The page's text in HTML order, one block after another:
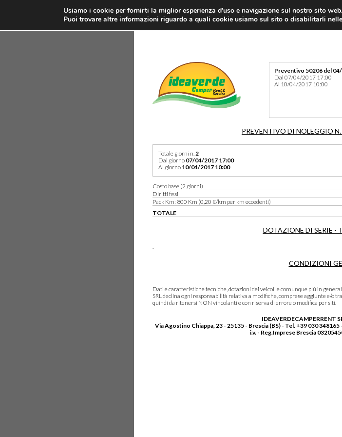
Preventivo 50206 del
Dal 07/04/2017 17:00
Al 10/04/2017 10:00
PREVENTIVO DI NOLEGGIO N.
Totale giorni n.2
Dal giorno 07/04/2017 17:00
Al giorno 10/04/2017 10:00
Costo base (2 giorni)
Diritti fissi
Pack Km: 800 Km (0,20 €/km per km eccedenti)
TOTALE
DOTAZIONE DI SERIE -
.
CONDIZIONI
Dati e caratteristiche tecniche, dotazioni dei veicoli e comunque più in
SRL declina ogni responsabilità relativa a modifiche, comprese aggiunte e/o
quindi da ritenersi NON vincolanti e con riserva di errore o modifica per siti.
IDEAVERDECAMPERRENT
Via Agostino Chiappa, 23 - 25135 - Brescia (BS) - Tel. +39 030
i.v. - Reg.Imprese Brescia
Usiamo i cookie per fornirti la miglior esperienza d'uso e navigazione sul nostro sito web.
Puoi trovare altre informazioni riguardo a quali cookie usiamo sul sito o disabilitarli